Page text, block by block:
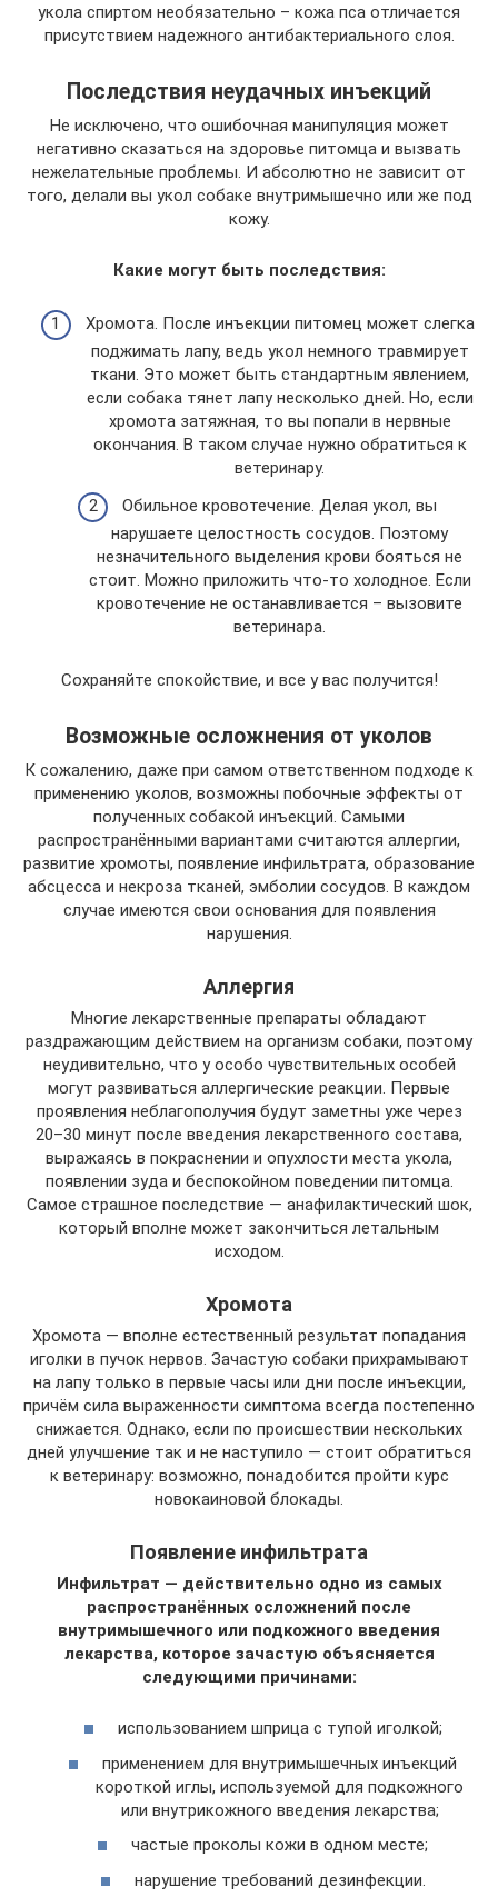
укола спиртом необязательно – кожа пса отличается
присутствием надежного антибактериального слоя.
Последствия неудачных инъекций
Не исключено, что ошибочная манипуляция может
негативно сказаться на здоровье питомца и вызвать
нежелательные проблемы. И абсолютно не зависит от
того, делали вы укол собаке внутримышечно или же под
кожу.
Какие могут быть последствия:
Хромота. После инъекции питомец может слегка
поджимать лапу, ведь укол немного травмирует
ткани. Это может быть стандартным явлением,
если собака тянет лапу несколько дней. Но, если
хромота затяжная, то вы попали в нервные
окончания. В таком случае нужно обратиться к
ветеринару.
Обильное кровотечение. Делая укол, вы
нарушаете целостность сосудов. Поэтому
незначительного выделения крови бояться не
стоит. Можно приложить что-то холодное. Если
кровотечение не останавливается – вызовите
ветеринара.
Сохраняйте спокойствие, и все у вас получится!
Возможные осложнения от уколов
К сожалению, даже при самом ответственном подходе к
применению уколов, возможны побочные эффекты от
полученных собакой инъекций. Самыми
распространёнными вариантами считаются аллергии,
развитие хромоты, появление инфильтрата, образование
абсцесса и некроза тканей, эмболии сосудов. В каждом
случае имеются свои основания для появления
нарушения.
Аллергия
Многие лекарственные препараты обладают
раздражающим действием на организм собаки, поэтому
неудивительно, что у особо чувствительных особей
могут развиваться аллергические реакции. Первые
проявления неблагополучия будут заметны уже через
20–30 минут после введения лекарственного состава,
выражаясь в покраснении и опухлости места укола,
появлении зуда и беспокойном поведении питомца.
Самое страшное последствие — анафилактический шок,
который вполне может закончиться летальным
исходом.
Хромота
Хромота — вполне естественный результат попадания
иголки в пучок нервов. Зачастую собаки прихрамывают
на лапу только в первые часы или дни после инъекции,
причём сила выраженности симптома всегда постепенно
снижается. Однако, если по происшествии нескольких
дней улучшение так и не наступило — стоит обратиться
к ветеринару: возможно, понадобится пройти курс
новокаиновой блокады.
Появление инфильтрата
Инфильтрат — действительно одно из самых
распространённых осложнений после
внутримышечного или подкожного введения
лекарства, которое зачастую объясняется
следующими причинами:
использованием шприца с тупой иголкой;
применением для внутримышечных инъекций
короткой иглы, используемой для подкожного
или внутрикожного введения лекарства;
частые проколы кожи в одном месте;
нарушение требований дезинфекции.